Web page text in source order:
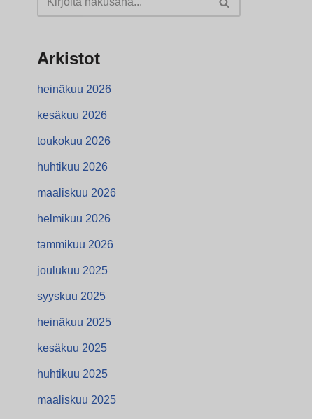
Arkistot
heinäkuu 2026
kesäkuu 2026
toukokuu 2026
huhtikuu 2026
maaliskuu 2026
helmikuu 2026
tammikuu 2026
joulukuu 2025
syyskuu 2025
heinäkuu 2025
kesäkuu 2025
huhtikuu 2025
maaliskuu 2025